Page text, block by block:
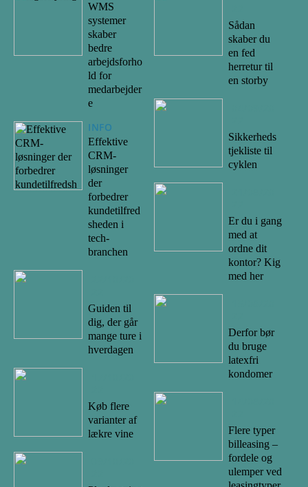
WMS
systemer
skaber
bedre
arbejdsforho
ld for
medarbejder
e
INFO
Effektive
CRM-
løsninger
der
forbedrer
kundetilfred
sheden i
tech-
branchen
Guiden til
dig, der går
mange ture i
hverdagen
Køb flere
varianter af
lækre vine
Sådan
skaber du
en fed
herretur til
en storby
Sikkerheds
tjekliste til
cyklen
Er du i gang
med at
ordne dit
kontor? Kig
med her
Derfor bør
du bruge
latexfri
kondomer
Flere typer
billeasing –
fordele og
ulemper ved